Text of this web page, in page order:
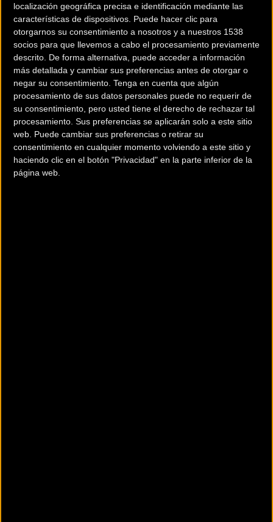
localización geográfica precisa e identificación mediante las
características de dispositivos. Puede hacer clic para
otorgarnos su consentimiento a nosotros y a nuestros 1538
socios para que llevemos a cabo el procesamiento previamente
descrito. De forma alternativa, puede acceder a información
más detallada y cambiar sus preferencias antes de otorgar o
negar su consentimiento. Tenga en cuenta que algún
procesamiento de sus datos personales puede no requerir de
su consentimiento, pero usted tiene el derecho de rechazar tal
procesamiento. Sus preferencias se aplicarán solo a este sitio
web. Puede cambiar sus preferencias o retirar su
consentimiento en cualquier momento volviendo a este sitio y
haciendo clic en el botón "Privacidad" en la parte inferior de la
página web.
Caja Rural-Seguros RGA
y MMR renuevan su
alianza con la nueva
Adrenaline SL para la
temporada 2026
Airbag Integrado para
proteger a sus
corredores es la
iniciativa del Equipo
Picnic PostNL
Material Material